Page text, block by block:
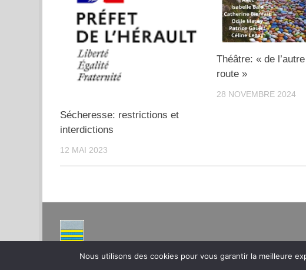
Abonnez vous à notre
Nous aimerions vous tenir au courant de nos dernières
Sécheresse: restrictions et
interdictions
12 MAI 2023
Théâtre: « de
route »
28 NOVEMBRE 2024
Nous utilisons des cookies pour vous garantir la meilleure